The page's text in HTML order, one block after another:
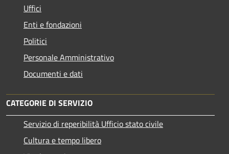
Uffici
Enti e fondazioni
Politici
Personale Amministrativo
Documenti e dati
CATEGORIE DI SERVIZIO
Servizio di reperibilità Ufficio stato civile
Cultura e tempo libero